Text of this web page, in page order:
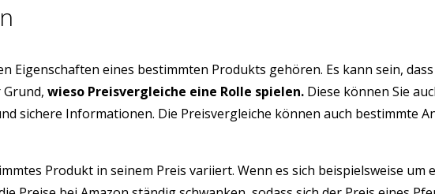
Eigenschaften eines bestimmten Produkts gehören. Es kann sein,
wieso Preisvergleiche eine Rolle spielen. Diese können Sie
sichere Informationen. Die Preisvergleiche können auch bestimmte
Produkt in seinem Preis variiert. Wenn es sich beispielsweise um